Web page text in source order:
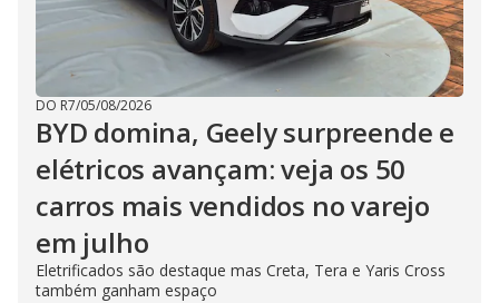
DO R7/05/08/2026
BYD domina, Geely surpreende e
elétricos avançam: veja os 50
carros mais vendidos no varejo
em julho
Eletrificados são destaque mas Creta, Tera e Yaris Cross
também ganham espaço